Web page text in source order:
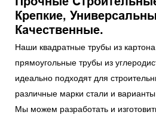
Крепкие,
Качественные.
Наши квадратные трубы из
прямоугольные трубы из
идеально подходят для
различные марки стали и варианты
Мы можем разработать и